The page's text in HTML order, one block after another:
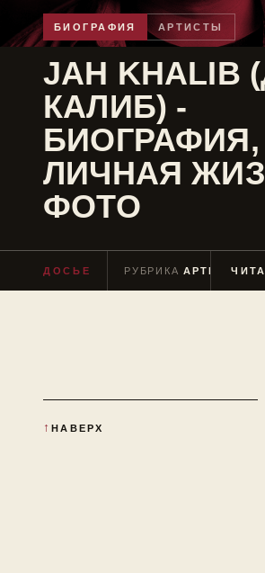
БИОГРАФИЯ АРТИСТЫ
JAH KHALIB
КАЛИБ) -
БИОГРАФИЯ,
ЛИЧНАЯ
ФОТО
ДОСЬЕ РУБРИКААРТИСТЫ
НАВЕРХ